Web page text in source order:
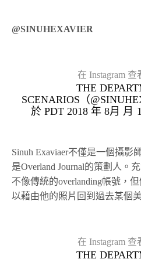
@SINUHEXAVIER
在 Instagram
THE
SCENARIOS（
於PDT 2018 年 8月 月
Sinuh Exaviaer不僅是一個攝影
是Overland Journal的策劃人。
不像傳統的overlanding帳號，
以藉由他的照片回到過去某個
在 Instagram
THE